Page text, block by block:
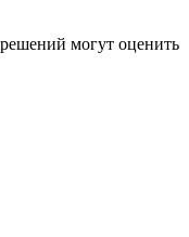
могут оценить